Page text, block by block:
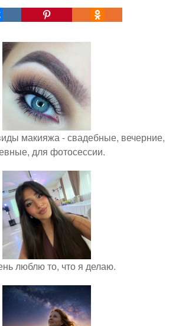
макияжа - свадебные, вечерние,
для фотосессии.
люблю то, что я делаю.